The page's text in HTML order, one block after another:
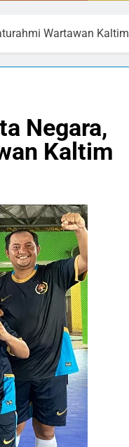
Wartawan Kaltim
Negara,
Kaltim